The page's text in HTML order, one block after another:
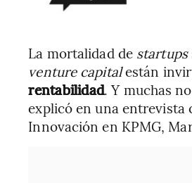
La mortalidad destartups
venture capitalestán
rentabilidad. Y muchas
explicó en una entrevista
Innovación en KPMG,